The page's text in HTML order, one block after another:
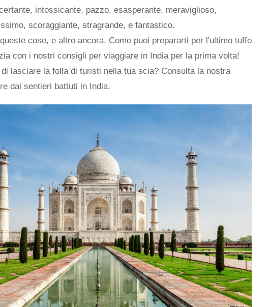
intossicante, pazzo, esasperante, meraviglioso,
scoraggiante, stragrande, e fantastico.
cose, e altro ancora. Come puoi prepararti per l'ultimo tuffo
con i nostri consigli per viaggiare in India per la prima volta!
lasciare la folla di turisti nella tua scia? Consulta la nostra
dai sentieri battuti in India.